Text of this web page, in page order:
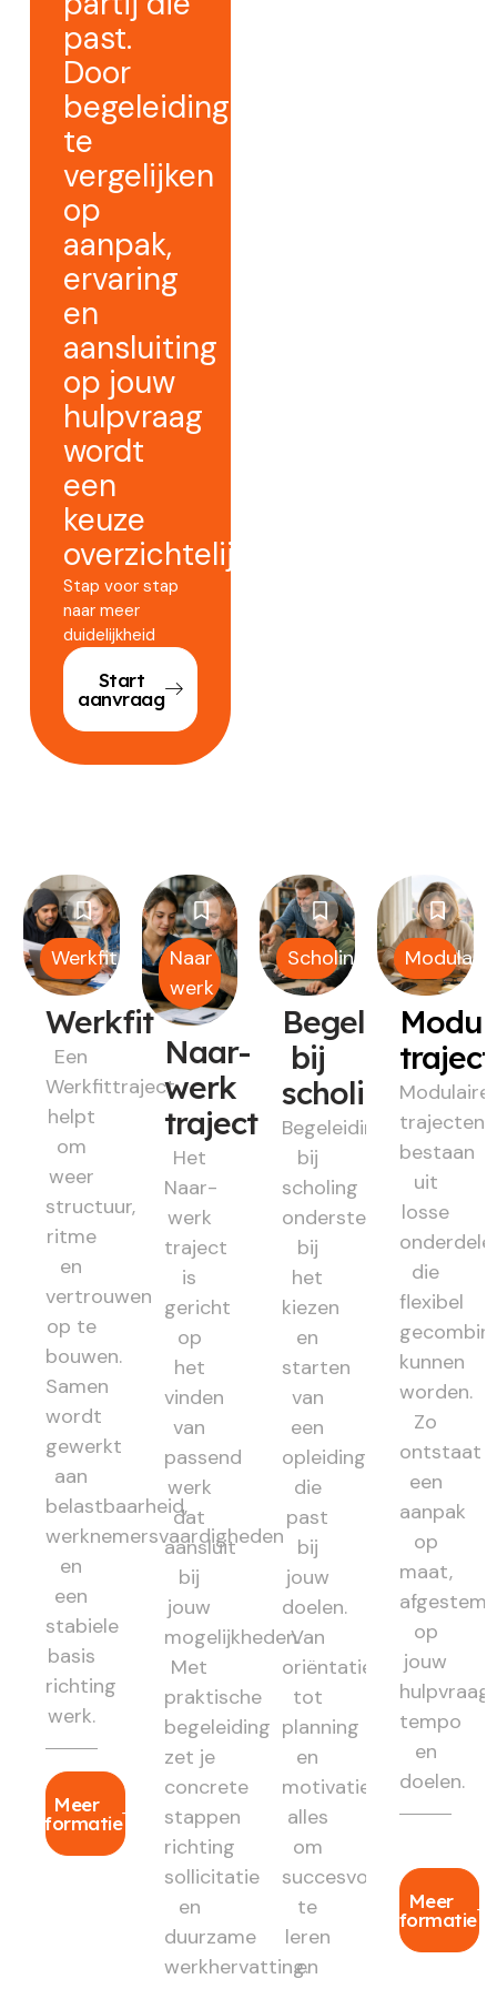
past.
Door
begeleiding
te
vergelijken
op
aanpak,
ervaring
en
aansluiting
op jouw
hulpvraag
wordt
een
keuze
overzichtelijker.
Stap voor stap
naar meer
duidelijkheid
Start
aanvraag
Werkfit
Werkfit
Een
Werkfittraject
helpt
om
weer
structuur,
ritme
en
vertrouwen
op te
bouwen.
Samen
wordt
gewerkt
aan
belastbaarheid,
werknemersvaardigheden
en
een
stabiele
basis
richting
werk.
Meer
informatie
Naar
werk
Naar-
werk
traject
Het
Naar-
werk
traject
is
gericht
op
het
vinden
van
passend
werk
dat
aansluit
bij
jouw
mogelijkheden.
Met
praktische
begeleiding
zet je
concrete
stappen
richting
sollicitatie
en
duurzame
werkhervatting.
Scholing
Begeleiding
bij
scholing
Begeleiding
bij
scholing
ondersteunt
bij
het
kiezen
en
starten
van
een
opleiding
die
past
bij
jouw
doelen.
Van
oriëntatie
tot
planning
en
motivatie:
alles
om
succesvol
te
leren
en
Modulair
Modulaire
trajecten
bestaan
uit
losse
die
flexibel
kunnen
worden.
Zo
ontstaat
een
aanpak
op
maat,
op
jouw
hulpvraag,
tempo
en
doelen.
Meer
informatie